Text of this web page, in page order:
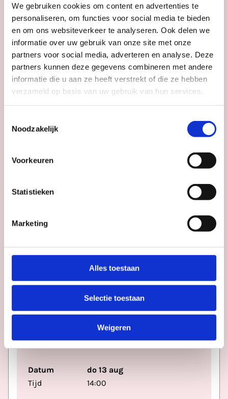
We gebruiken cookies om content en advertenties te
personaliseren, om functies voor social media te bieden
en om ons websiteverkeer te analyseren. Ook delen we
informatie over uw gebruik van onze site met onze
partners voor social media, adverteren en analyse. Deze
partners kunnen deze gegevens combineren met andere
informatie die u aan ze heeft verstrekt of die ze hebben
verzameld op basis van uw gebruik van hun services.
Noodzakelijk
Voorkeuren
Statistieken
Marketing
Alles toestaan
Selectie toestaan
Weigeren
RONDLEIDINGEN
Verhaal op Zaal: conservator Zenzy
Museum Catharijneconvent
Datum
do 13 aug
Tijd
14:00